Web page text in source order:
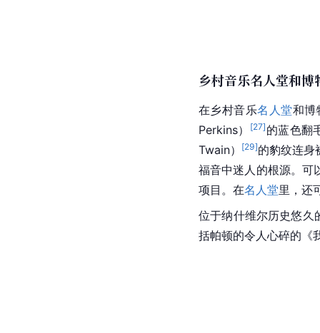
乡村音乐名人堂和博
在乡村音乐名人堂和
Perkins）
[27] 的蓝色翻
Twain）
[29]的豹纹连身
福音中迷人的根源。可
项目。在名人堂里，还
位于纳什维尔历史悠
括帕顿的令人心碎的《